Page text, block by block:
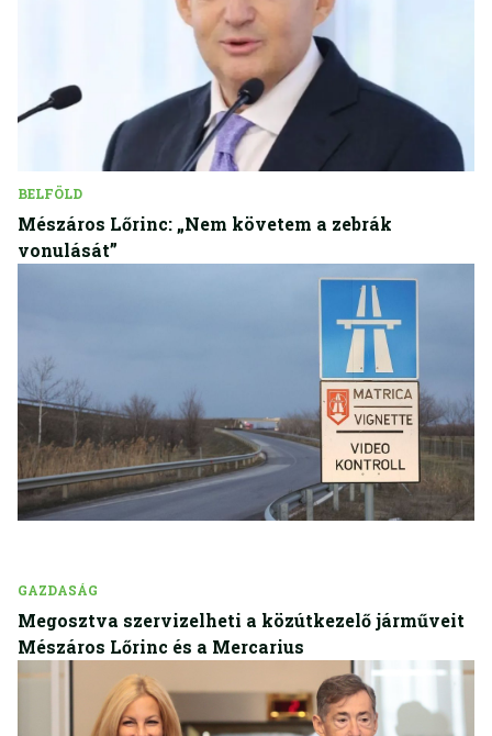
BELFÖLD
Mészáros Lőrinc: „Nem követem a zebrák
vonulását”
GAZDASÁG
Megosztva szervizelheti a közútkezelő járműveit
Mészáros Lőrinc és a Mercarius